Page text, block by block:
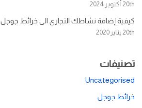
20th أكتوبر 2024
كيفية إضافة نشاطك التجاري الى خرائط جوجل
20th يناير 2020
تصنيفات
Uncategorised
خرائط جوجل